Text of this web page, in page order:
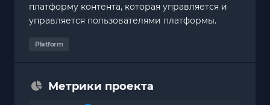
платформу контента, которая управляется и
управляется пользователями платформы.
Platform
Метрики проекта